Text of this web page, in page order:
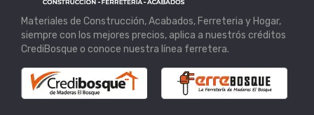
Materiales de Construcción, Acabados, Ferreteria y Hogar,
siempre con los mejores precios, aplica a nuestrós créditos
CrediBosque o conoce nuestra línea ferretera.